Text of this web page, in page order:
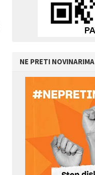
NE PRETI NOVINARIMA